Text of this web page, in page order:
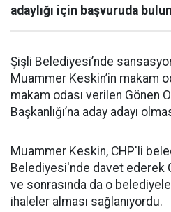
adaylığı için başvuruda
Şişli Belediyesi’nde
Muammer Keskin’in makam
makam odası verilen Gönen
Başkanlığı’na aday adayı
Muammer Keskin, CHP'li
Belediyesi'nde davet ederek
ve sonrasında da o
ihaleler alması sağlanıyordu.